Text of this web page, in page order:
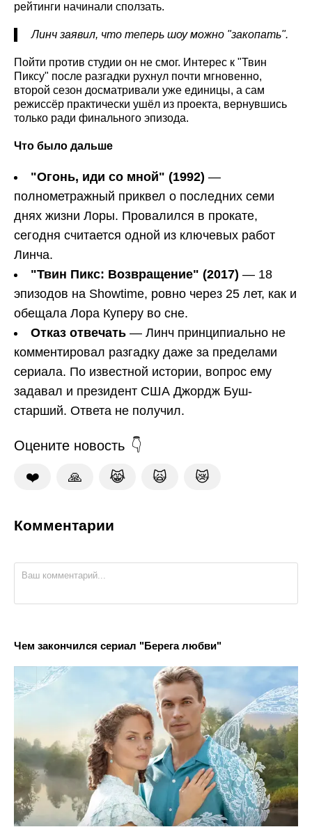
рейтинги начинали сползать.
Линч заявил, что теперь шоу можно "закопать".
Пойти против студии он не смог. Интерес к "Твин
Пиксу" после разгадки рухнул почти мгновенно,
второй сезон досматривали уже единицы, а сам
режиссёр практически ушёл из проекта, вернувшись
только ради финального эпизода.
Что было дальше
"Огонь, иди со мной" (1992) —
полнометражный приквел о последних семи
днях жизни Лоры. Провалился в прокате,
сегодня считается одной из ключевых работ
Линча.
"Твин Пикс: Возвращение" (2017) — 18
эпизодов на Showtime, ровно через 25 лет, как и
обещала Лора Куперу во сне.
Отказ отвечать — Линч принципиально не
комментировал разгадку даже за пределами
сериала. По известной истории, вопрос ему
задавал и президент США Джордж Буш-
старший. Ответа не получил.
Оцените новость
❤️ 🙏 😹 🙀 😿
Комментарии
Чем закончился сериал "Берега любви"